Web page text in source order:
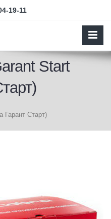
19-11
Start
Гарант Старт)